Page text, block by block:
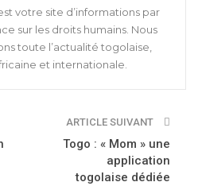
votre site d’informations par
sur les droits humains. Nous
toute l’actualité togolaise,
et internationale.
ARTICLE SUIVANT
Togo : « Mom » une
application
togolaise dédiée